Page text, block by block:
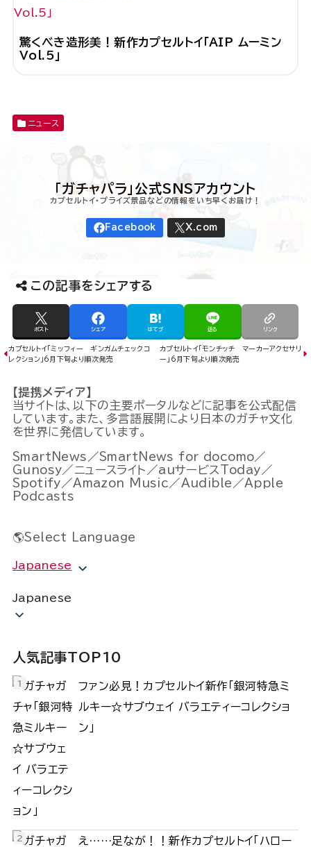
驚くべき造形美！新作カプセルトイ「AIP ムーミン
Vol.5」
ニュース
この記事をシェアする
ポスト シェア はてブ 送る リンク
カプセルトイ「ミッフィー ギンガムチェックコ
レクション」6月下旬より順次発売
カプセルトイ「モンチッチ マーカーアクセサリ
ー」6月下旬より順次発売
【提携メディア】
当サイトは、以下の主要ポータルなどに記事を公式配信
しています。また、多言語展開により日本のガチャ文化
を世界に発信しています。
SmartNews／SmartNews for docomo／
Gunosy／ニュースライト／auサービスToday／
Spotify／Amazon Music／Audible／Apple
Podcasts
🌎Select Language
Japanese
Japanese
人気記事TOP10
ファン必見！カプセルトイ新作「銀河特急ミ
ルキー☆サブウェイ バラエティーコレクショ
ン」
え……足なが！！新作カプセルトイ「ハロー